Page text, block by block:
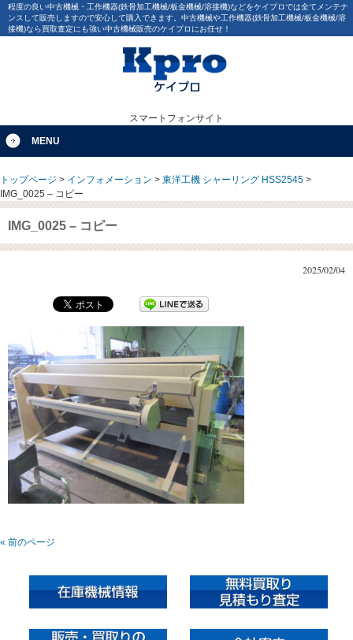
程度の良い中古機械・工作機器(鉄骨加工機械/板金機械/溶接機)などをケイプロでは全てメンテナ
ンスして販売しますので安心して購入できます。中古機械や工作機器(鉄骨加工機械/板金機械/溶
接機)なら買取査定にも強い中古機械販売のケイプロにお任せ！
スマートフォンサイト
MENU
トップページ > インフォメーション > 東洋工機 シャーリング HSS2545 >
IMG_0025 – コピー
IMG_0025 – コピー
2025/02/04
« 前のページ